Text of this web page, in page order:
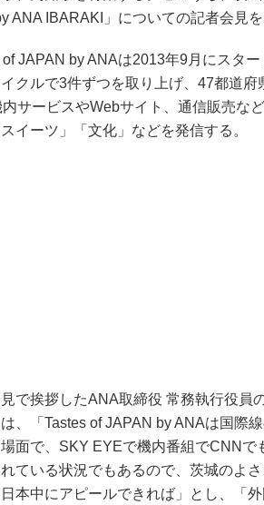
ANA IBARAKI」についての記者会見を
JAPAN by ANAは2013年9月にスタ
クルで3件ずつを取り上げ、47都道府
サービスやWebサイト、通信販売な
スイーツ」「文化」などを発信する。
で挨拶したANA取締役 常務執行役員
、「Tastes of JAPAN by ANAは国際
面で、SKY EYEで機内番組でCNNで
ている状況でもあるので、茨城のよさ
本中にアピールできれば」とし、「外